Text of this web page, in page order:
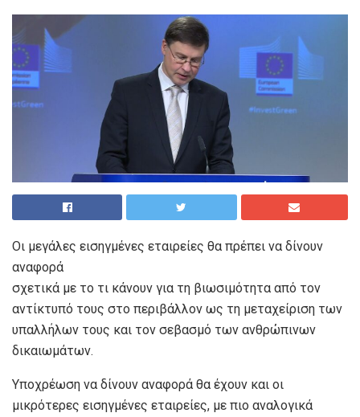
Οι μεγάλες εισηγμένες εταιρείες θα πρέπει να δίνουν
αναφορά
σχετικά με το τι κάνουν για τη βιωσιμότητα από τον
αντίκτυπό τους στο περιβάλλον ως τη μεταχείριση των
υπαλλήλων τους και τον σεβασμό των ανθρώπινων
δικαιωμάτων.
Υποχρέωση να δίνουν αναφορά θα έχουν και οι
μικρότερες εισηγμένες εταιρείες, με πιο αναλογικά